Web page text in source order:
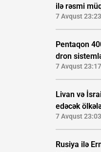
ilə rəsmi
7 Avqust 23:23
Pentaqon
dron
7 Avqust 23:17
Livan və
edəcək
7 Avqust 23:03
Rusiya ilə